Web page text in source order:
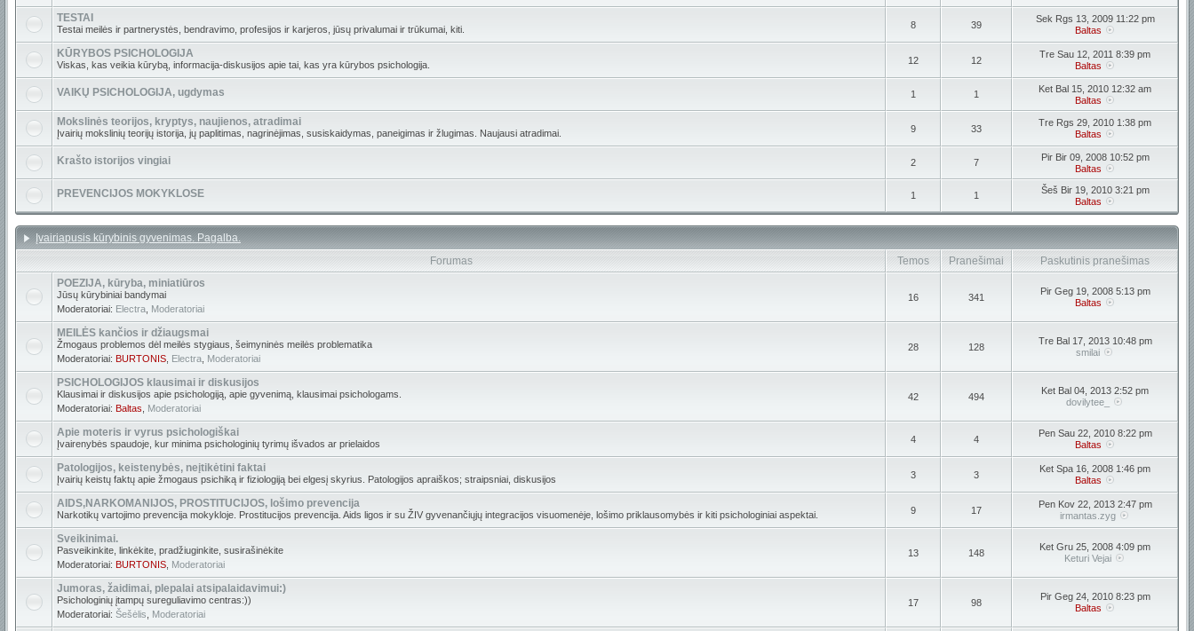
TESTAI
Testai meilės ir partnerystės, bendravimo, profesijos ir karjeros, jūsų privalumai ir trūkumai, kiti. 8 39
Sek Rgs 13, 2009 11:22 pm
Baltas
KŪRYBOS PSICHOLOGIJA
Viskas, kas veikia kūrybą, informacija-diskusijos apie tai, kas yra kūrybos psichologija. 12 12
Tre Sau 12, 2011 8:39 pm
Baltas
VAIKŲ PSICHOLOGIJA, ugdymas 1 1
Ket Bal 15, 2010 12:32 am
Baltas
Mokslinės teorijos, kryptys, naujienos, atradimai
Įvairių mokslinių teorijų istorija, jų paplitimas, nagrinėjimas, susiskaidymas, paneigimas ir žlugimas. Naujausi atradimai. 9 33
Tre Rgs 29, 2010 1:38 pm
Baltas
Krašto istorijos vingiai 2 7
Pir Bir 09, 2008 10:52 pm
Baltas
PREVENCIJOS MOKYKLOSE 1 1
Šeš Bir 19, 2010 3:21 pm
Baltas
Įvairiapusis kūrybinis gyvenimas. Pagalba.
Forumas
Temos Pranešimai
Paskutinis pranešimas
POEZIJA, kūryba, miniatiūros
Jūsų kūrybiniai bandymai
Moderatoriai: Electra Moderatoriai
16 341
Pir Geg 19, 2008 5:13 pm
Baltas
MEILĖS kančios ir džiaugsmai
Žmogaus problemos dėl meilės stygiaus, šeimyninės meilės problematika
Moderatoriai: BURTONIS Electra Moderatoriai
28 128
Tre Bal 17, 2013 10:48 pm
smilai
PSICHOLOGIJOS klausimai ir diskusijos
Klausimai ir diskusijos apie psichologiją, apie gyvenimą, klausimai psichologams.
Moderatoriai: Baltas Moderatoriai
42 494
Ket Bal 04, 2013 2:52 pm
dovilytee_
Apie moteris ir vyrus psichologiškai
Įvairenybės spaudoje, kur minima psichologinių tyrimų išvados ar prielaidos 4 4
Pen Sau 22, 2010 8:22 pm
Baltas
Patologijos, keistenybės, neįtikėtini faktai
Įvairių keistų faktų apie žmogaus psichiką ir fiziologiją bei elgesį skyrius. Patologijos apraiškos; straipsniai, diskusijos 3 3
Ket Spa 16, 2008 1:46 pm
Baltas
AIDS,NARKOMANIJOS, PROSTITUCIJOS, lošimo prevencija
Narkotikų vartojimo prevencija mokykloje. Prostitucijos prevencija. Aids ligos ir su ŽIV gyvenančiųjų integracijos visuomenėje, lošimo priklausomybės ir kiti psichologiniai aspektai. 9 17
Pen Kov 22, 2013 2:47 pm
irmantas.zyg
Sveikinimai.
Pasveikinkite, linkėkite, pradžiuginkite, susirašinėkite
Moderatoriai: BURTONIS Moderatoriai
13 148
Ket Gru 25, 2008 4:09 pm
Keturi Vejai
Jumoras, žaidimai, plepalai atsipalaidavimui:)
Psichologinių įtampų sureguliavimo centras:))
Moderatoriai: Šešėlis Moderatoriai
17 98
Pir Geg 24, 2010 8:23 pm
Baltas